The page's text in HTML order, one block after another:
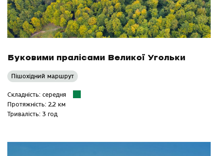
Буковими пралісами Великої Угольки
Пішохідний маршрут
Складність: середня
Протяжність: 2,2 км
Тривалість: 3 год